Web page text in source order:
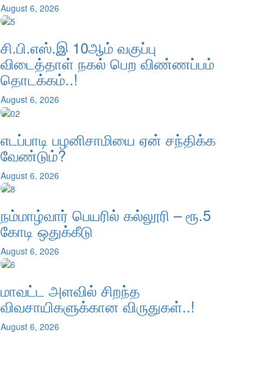
August 6, 2026
சி.பி.எஸ்.இ 10ஆம் வகுப்பு
விடைத்தாள் நகல் பெற விண்ணப்பம்
தொடக்கம்..!
August 6, 2026
எடப்பாடி பழனிசாமியை ஏன் சந்திக்க
வேண்டும்?
August 6, 2026
நம்மாழ்வார் பெயரில் கல்லூரி – ரூ.5
கோடி ஒதுக்கீடு
August 6, 2026
மாவட்ட அளவில் சிறந்த
விவசாயிகளுக்கான விருதுகள்..!
August 6, 2026